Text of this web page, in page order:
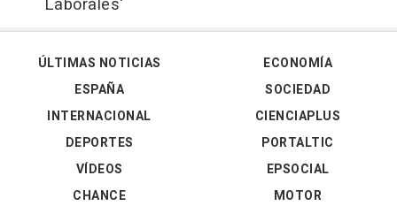
Laborales'
ÚLTIMAS NOTICIAS
ESPAÑA
INTERNACIONAL
DEPORTES
VÍDEOS
ECONOMÍA
SOCIEDAD
CIENCIAPLUS
PORTALTIC
EPSOCIAL
CHANCE
MOTOR